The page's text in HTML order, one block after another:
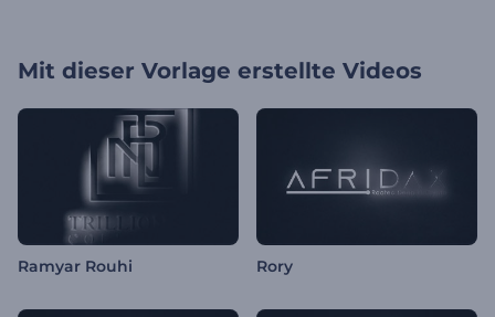
Mit dieser Vorlage erstellte Videos
Ramyar Rouhi Rory